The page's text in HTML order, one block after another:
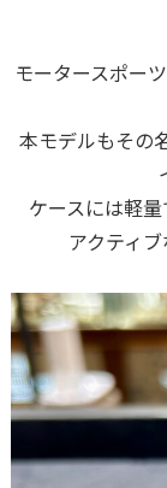
モータースポー
本モデルもその
ケースには軽
アクティ